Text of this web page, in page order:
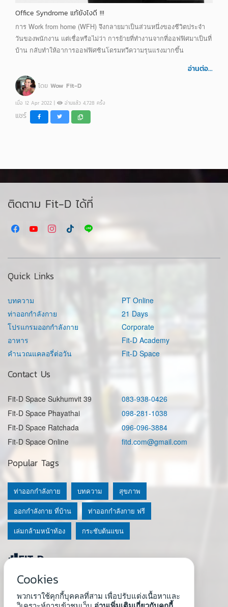
Office Syndrome แก้ยังไงดี !!!
การ Work from home (WFH) จึงกลายมาเป็นส่วนหนึ่งของชีวิตประจำ
วันของพนักงาน แต่เชื่อหรือไม่ว่า การย้ายที่ทำงานจากที่ออฟฟิศมาเป็นที่
บ้าน กลับทำให้อาการออฟฟิศซินโดรมทวีความรุนแรงมากขึ้น
อ่านต่อ...
โดย Wow Fit-D
เมื่อ 12 Apr 2022 | อ่านแล้ว 4,728 ครั้ง
แชร์
ติดตาม Fit-D ได้ที่
Quick Links
บทความ
ท่าออกกำลังกาย
โปรแกรมออกกำลังกาย
อาหาร
คำนวณแคลอรี่ต่อวัน
PT Online
21 Days
Corporate
Fit-D Academy
Fit-D Space
Contact Us
Fit-D Space Sukhumvit 39
083-938-0426
Fit-D Space Phayathai
098-281-1038
Fit-D Space Ratchada
096-096-3884
Fit-D Space Online
fitd.com@gmail.com
© 2020 Fit-D.com & Fit-D Finess
About Us | นโยบายความเป็นส่วนตัว|เงื่อนไขการใช้เว็บ
Popular Tags
ท่าออกกำลังกาย บทความ สุขภาพ
ออกกำลังกาย ที่บ้าน ท่าออกกำลังกาย ฟรี
เล่มกล้ามหน้าท้อง กระชับต้นแขน
Cookies
พวกเราใช้คุกกี้บุคคลที่สาม เพื่อปรับแต่งเนื้อหาและ